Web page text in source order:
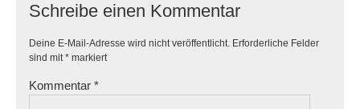
Schreibe einen Kommentar
Deine E-Mail-Adresse wird nicht veröffentlicht. Erforderliche Felder
sind mit* markiert
Kommentar*